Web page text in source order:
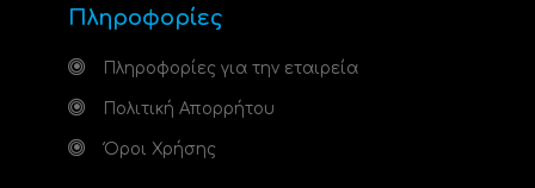
Πληροφορίες
Πληροφορίες για την εταιρεία
Πολιτική Απορρήτου
Όροι Χρήσης